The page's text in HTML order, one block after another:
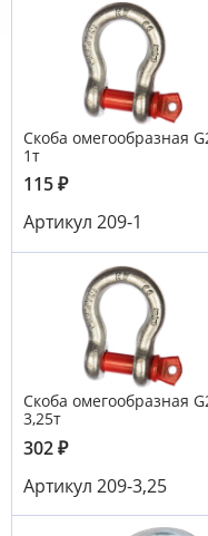
Скоба омегообразная
1т
115₽
Артикул 209-1
Скоба омегообразная
3,25т
302₽
Артикул 209-3,25